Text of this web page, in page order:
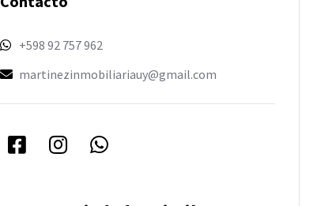
+598 92 757 962
martinezinmobiliariauy@gmail.com